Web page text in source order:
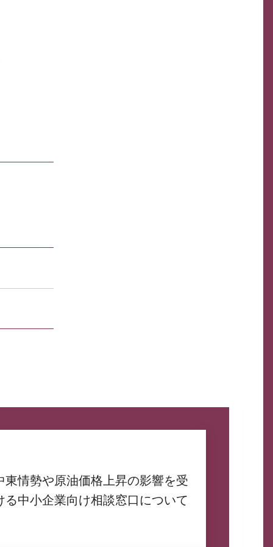
東情勢や原油価格上昇の影響を受
る中小企業向け相談窓口について